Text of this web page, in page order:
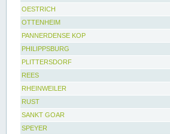
OESTRICH
OTTENHEIM
PANNERDENSE KOP
PHILIPPSBURG
PLITTERSDORF
REES
RHEINWEILER
RUST
SANKT GOAR
SPEYER